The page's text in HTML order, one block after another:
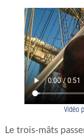
Vidéo
Le trois-mâts